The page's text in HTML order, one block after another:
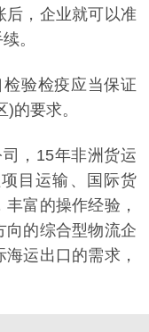
后，企业就可以准
。
验检疫应当保证
)的要求。
，15年非洲货运
目运输、国际货
富的操作经验，
向的综合型物流企
运出口的需求，